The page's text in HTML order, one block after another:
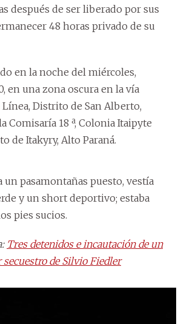
después de ser liberado por sus
48 horas privado de su
en la noche del miércoles,
en una zona oscura en la vía
Línea, Distrito de San Alberto,
Comisaría 18 ª, Colonia Itaipyte
de Itakyry, Alto Paraná.
pasamontañas puesto, vestía
y un short deportivo; estaba
pies sucios.
Tres detenidos e incautación de un
de Silvio Fiedler